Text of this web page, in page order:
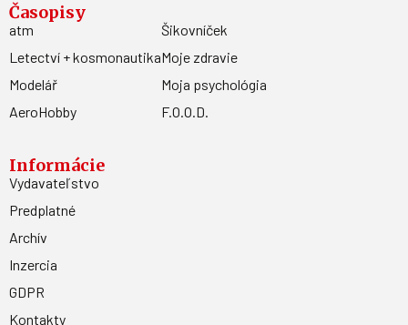
Časopisy
atm
Letectví + kosmonautika
Modelář
AeroHobby
Šikovníček
Moje zdravie
Moja psychológia
F.O.O.D.
Informácie
Vydavateľstvo
Predplatné
Archív
Inzercia
GDPR
Kontakty